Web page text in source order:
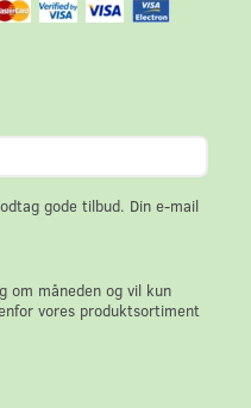
gode tilbud. Din e-mail
om måneden og vil kun
vores produktsortiment